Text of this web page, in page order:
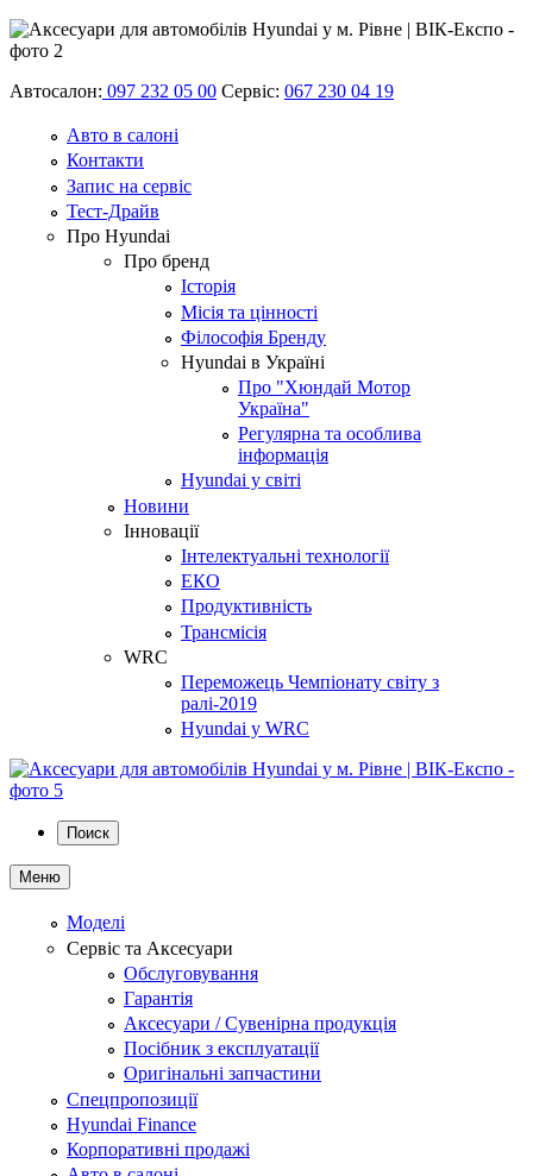
Автосалон: 097 232 05 00 Сервіс: 067 230 04 19
Авто в салоні
Контакти
Запис на сервіс
Тест-Драйв
Про Hyundai
Про бренд
Історія
Місія та цінності
Філософія Бренду
Hyundai в Україні
Про "Хюндай Мотор
Україна"
Регулярна та особлива
інформація
Hyundai у світі
Новини
Інновації
Інтелектуальні технології
ЕКО
Продуктивність
Трансмісія
WRC
Переможець Чемпіонату світу з
ралі-2019
Hyundai у WRC
Поиск
Меню
Моделі
Сервіс та Аксесуари
Обслуговування
Гарантія
Аксесуари / Сувенірна продукція
Посібник з експлуатації
Оригінальні запчастини
Спецпропозиції
Hyundai Finance
Корпоративні продажі